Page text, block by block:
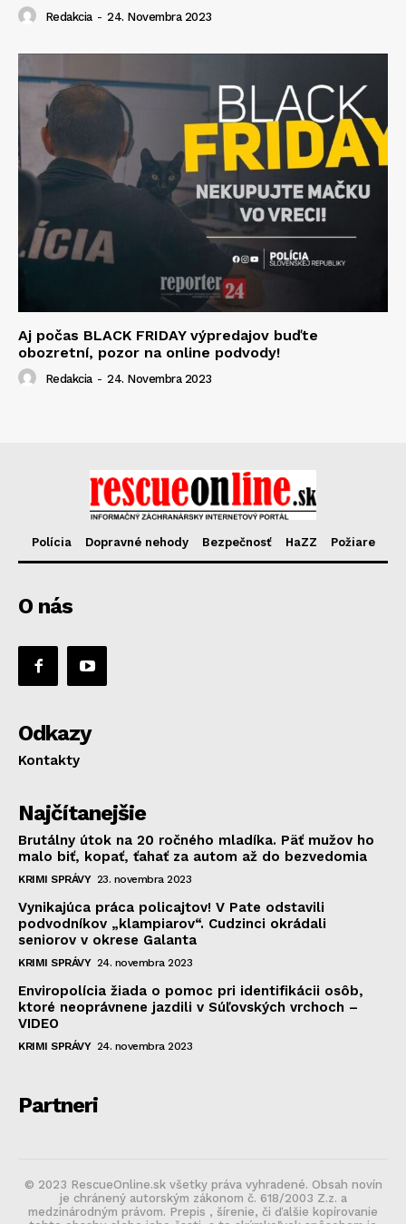
Redakcia - 24. Novembra 2023
Aj počas BLACK FRIDAY výpredajov buďte
obozretní, pozor na online podvody!
Redakcia - 24. Novembra 2023
Polícia Dopravné nehody Bezpečnosť HaZZ Požiare
O nás
Odkazy
Kontakty
Najčítanejšie
Brutálny útok na 20 ročného mladíka. Päť mužov ho
malo biť, kopať, ťahať za autom až do bezvedomia
KRIMI SPRÁVY 23. novembra 2023
Vynikajúca práca policajtov! V Pate odstavili
podvodníkov „klampiarov“. Cudzinci okrádali
seniorov v okrese Galanta
KRIMI SPRÁVY 24. novembra 2023
Enviropolícia žiada o pomoc pri identifikácii osôb,
ktoré neoprávnene jazdili v Súľovských vrchoch –
VIDEO
KRIMI SPRÁVY 24. novembra 2023
Partneri
© 2023 RescueOnline.sk všetky práva vyhradené. Obsah novín
je chránený autorským zákonom č. 618/2003 Z.z. a
medzinárodným právom. Prepis , šírenie, či ďalšie kopírovanie